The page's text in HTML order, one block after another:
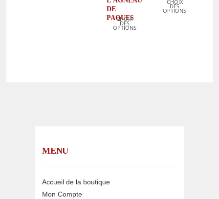
DE
PAQUES
CHOIX
DES
OPTIONS
CHOIX
DES
OPTIONS
MENU
Accueil de la boutique
Mon Compte